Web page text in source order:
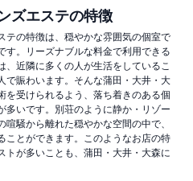
ズエステの特徴
テの特徴は、穏やかな雰囲気の個室で
す。リーズナブルな料金で利用できる
近隣に多くの人が生活をしているこ
で賑わいます。そんな蒲田・大井・大
を受けられるよう、落ち着きのある個
多いです。別荘のように静か・リゾー
騒から離れた穏やかな空間の中で、
ことができます。このようなお店の特
トが多いことも、蒲田・大井・大森に